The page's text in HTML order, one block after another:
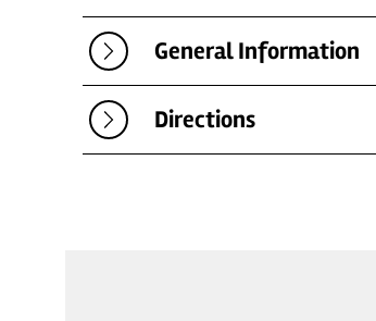
General Information
Directions